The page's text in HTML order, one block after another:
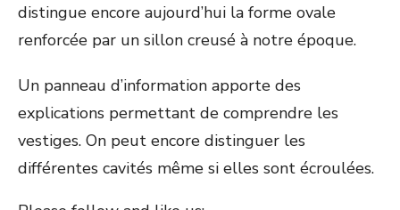
distingue encore aujourd’hui la forme ovale
renforcée par un sillon creusé à notre époque.
Un panneau d’information apporte des
explications permettant de comprendre les
vestiges. On peut encore distinguer les
différentes cavités même si elles sont écroulées.